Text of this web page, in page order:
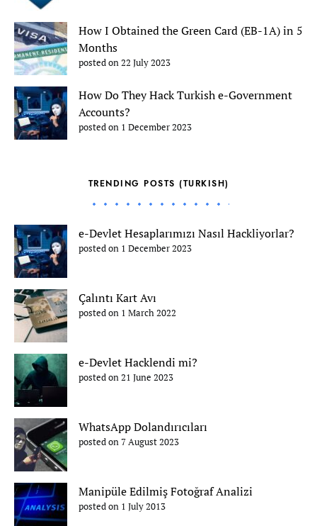
How I Obtained the Green Card (EB-1A) in 5
Months
posted on 22 July 2023
How Do They Hack Turkish e-Government
Accounts?
posted on 1 December 2023
TRENDING POSTS (TURKISH)
e-Devlet Hesaplarımızı Nasıl Hackliyorlar?
posted on 1 December 2023
Çalıntı Kart Avı
posted on 1 March 2022
e-Devlet Hacklendi mi?
posted on 21 June 2023
WhatsApp Dolandırıcıları
posted on 7 August 2023
Manipüle Edilmiş Fotoğraf Analizi
posted on 1 July 2013